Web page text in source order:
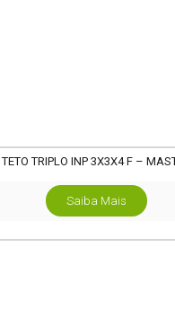
TETO TRIPLO INP 3X3X4 F –
Saiba Mais